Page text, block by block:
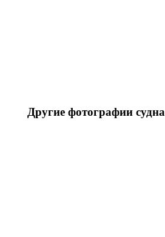
Другие фотографии судна